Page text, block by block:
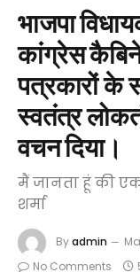
भाजपा
कांग्रेस
पत्रकारों के
स्वतंत्र
वचन दिया।
मैं जानता हूं की
शर्मा
Byadmin
No Comments